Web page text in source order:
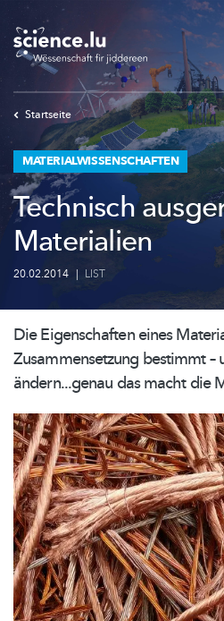
to
main
content
Startseite
MATERIALWISSENSCHAFTEN
Technisch
Materialien
20.02.2014 | LIST
Die Eigenschaften eines
Zusammensetzung bestimmt –
ändern...genau das macht die